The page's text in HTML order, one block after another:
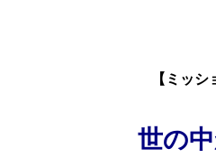
【ミッシ
世の